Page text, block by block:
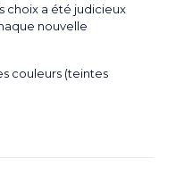
choix a été judicieux
nouvelle
couleurs (teintes